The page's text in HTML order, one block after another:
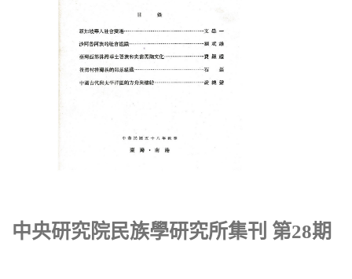
中央研究院民族學研究所集刊 第28期